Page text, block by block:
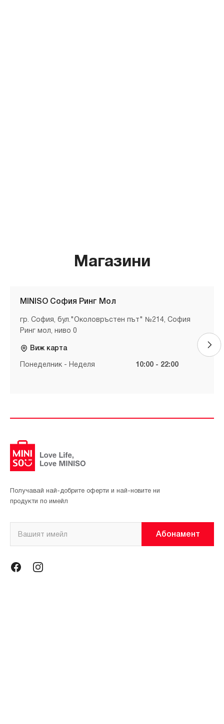
Магазини
MINISO София Ринг Мол
гр. София, бул."Околовръстен път" №214, София
Ринг мол, ниво 0
Виж карта
Понеделник - Неделя 10:00 - 22:00
Получавай най-добрите оферти и най-новите ни
продукти по имейл
Абонамент